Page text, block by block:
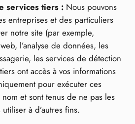
services tiers : Nous pouvons
entreprises et des particuliers
notre site (par exemple,
l’analyse de données, les
les services de détection
ont accès à vos informations
pour exécuter ces
et sont tenus de ne pas les
à d’autres fins.